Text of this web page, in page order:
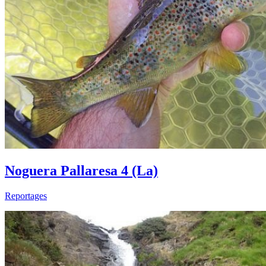
Noguera Pallaresa 4 (La)
Reportages